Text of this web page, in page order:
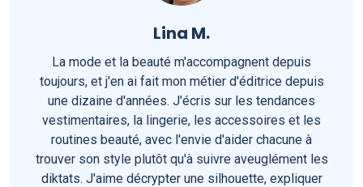
Lina M.
La mode et la beauté m'accompagnent depuis
toujours, et j'en ai fait mon métier d'éditrice depuis
une dizaine d'années. J'écris sur les tendances
vestimentaires, la lingerie, les accessoires et les
routines beauté, avec l'envie d'aider chacune à
trouver son style plutôt qu'à suivre aveuglément les
diktats. J'aime décrypter une silhouette, expliquer